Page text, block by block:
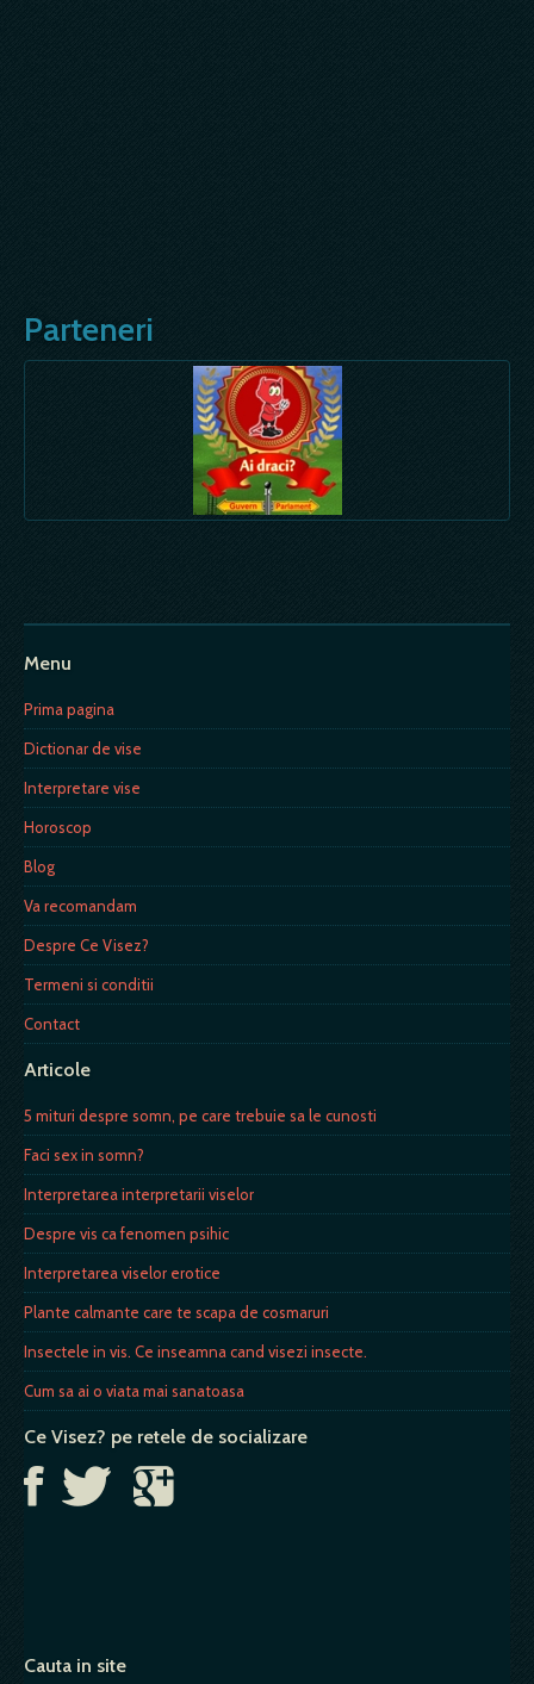
Parteneri
Menu
Prima pagina
Dictionar de vise
Interpretare vise
Horoscop
Blog
Va recomandam
Despre Ce Visez?
Termeni si conditii
Contact
Articole
5 mituri despre somn, pe care trebuie sa le cunosti
Faci sex in somn?
Interpretarea interpretarii viselor
Despre vis ca fenomen psihic
Interpretarea viselor erotice
Plante calmante care te scapa de cosmaruri
Insectele in vis. Ce inseamna cand visezi insecte.
Cum sa ai o viata mai sanatoasa
Ce Visez? pe retele de socializare
Cauta in site